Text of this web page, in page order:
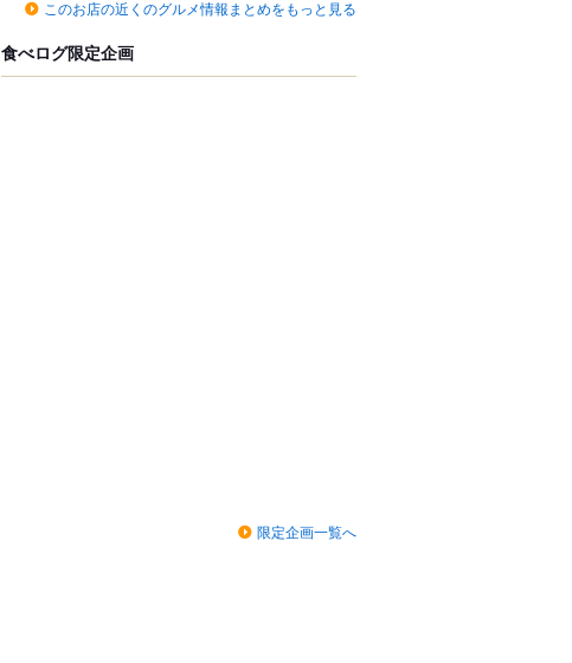
このお店の近くのグルメ情報まとめをもっと見る
食べログ限定企画
限定企画一覧へ